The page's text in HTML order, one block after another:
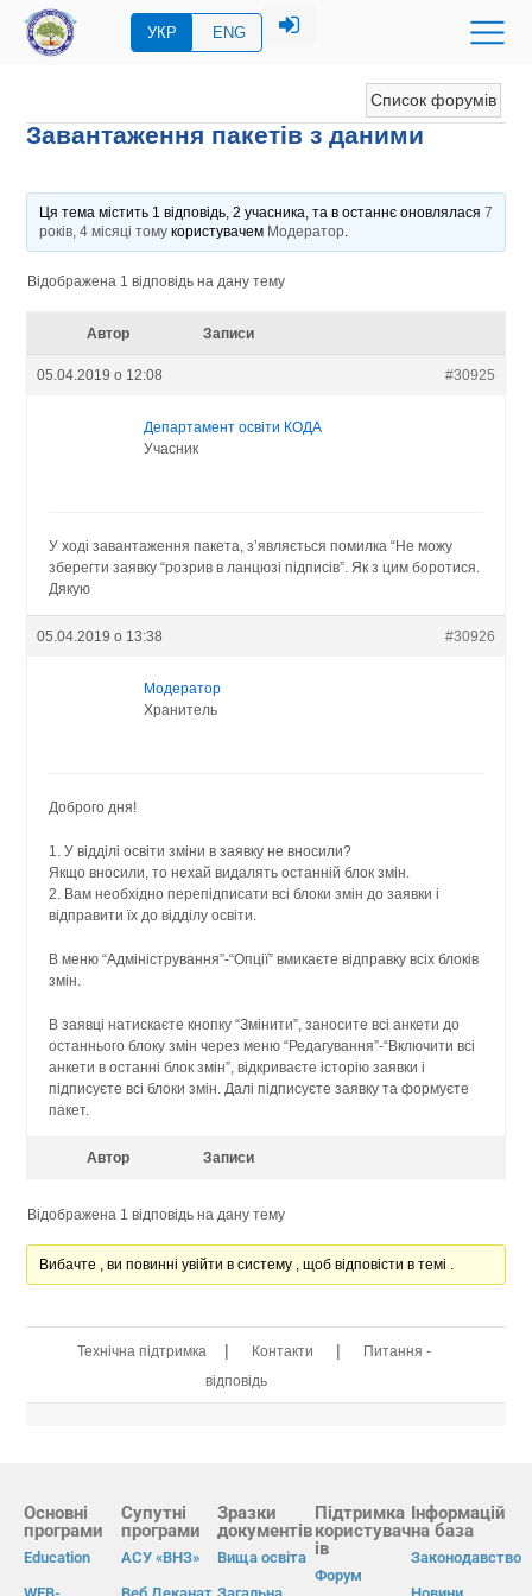
УКР ENG
Список форумів
Завантаження пакетів з даними
Ця тема містить 1 відповідь, 2 учасника, та в останнє оновлялася 7
років, 4 місяці томукористувачем Модератор.
Відображена 1 відповідь на дану тему
Автор Записи
05.04.2019 о 12:08 #30925
Департамент освіти КОДА
Учасник
У ході завантаження пакета, з’являється помилка “Не можу
зберегти заявку “розрив в ланцюзі підписів”. Як з цим боротися.
Дякую
05.04.2019 о 13:38 #30926
Модератор
Хранитель
Доброго дня!
1. У відділі освіти зміни в заявку не вносили?
Якщо вносили, то нехай видалять останній блок змін.
2. Вам необхідно перепідписати всі блоки змін до заявки і
відправити їх до відділу освіти.
В меню “Адміністрування”-“Опції” вмикаєте відправку всіх блоків
змін.
В заявці натискаєте кнопку “Змінити”, заносите всі анкети до
останнього блоку змін через меню “Редагування”-“Включити всі
анкети в останні блок змін”, відкриваєте історію заявки і
підписуєте всі блоки змін. Далі підписуєте заявку та формуєте
пакет.
Автор Записи
Відображена 1 відповідь на дану тему
Вибачте , ви повинні увійти в систему , щоб відповісти в темі .
Технічна підтримка | Контакти |
Питання -
відповідь
Основні
програми
Education
Супутні
програми
АСУ «ВНЗ»
Зразки
документів
Вища освіта
Підтримка
користувач
ів
Форум
Інформацій
на база
Законодавство